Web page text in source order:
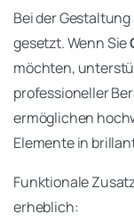
Bei der
gesetzt. Wenn Sie
möchten,
professioneller
ermöglichen
Elemente in
Funktionale
erheblich: